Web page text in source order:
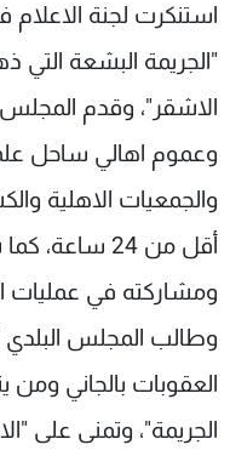
استنكرت لجنة الاعلام
"الجريمة البشعة التي
الاشقر"، وقدم المجلس
وعموم اهالي ساحل
والجمعيات الاهلية
أقل من 24
ومشاركته في عمليات
وطالب المجلس البلدي
العقوبات بالجاني ومن
الجريمة"، وتمنى على
منوعات
كأس العالم
البرامج
جدول البرامج
شاهد البرامج
عن MTV